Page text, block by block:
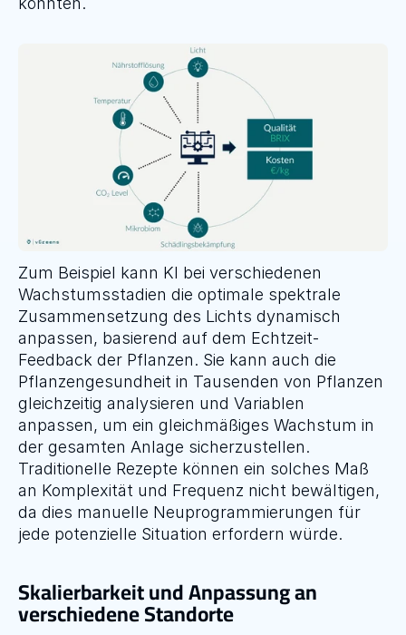
Zum Beispiel kann KI bei verschiedenen
Wachstumsstadien die optimale spektrale
Zusammensetzung des Lichts dynamisch
anpassen, basierend auf dem Echtzeit-
Feedback der Pflanzen. Sie kann auch die
Pflanzengesundheit in Tausenden von Pflanzen
gleichzeitig analysieren und Variablen
anpassen, um ein gleichmäßiges Wachstum in
der gesamten Anlage sicherzustellen.
Traditionelle Rezepte können ein solches Maß
an Komplexität und Frequenz nicht bewältigen,
da dies manuelle Neuprogrammierungen für
jede potenzielle Situation erfordern würde.
Skalierbarkeit und Anpassung an
verschiedene Standorte